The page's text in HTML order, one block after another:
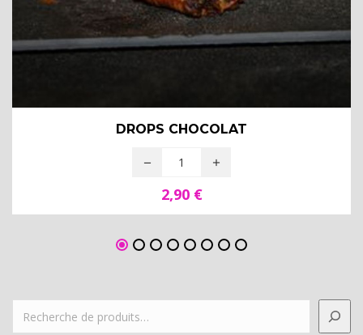
DROPS CHOCOLAT
2,90 €